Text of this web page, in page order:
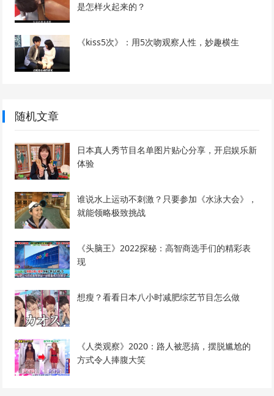
是怎样火起来的？
《kiss5次》：用5次吻观察人性，妙趣横生
随机文章
日本真人秀节目名单图片贴心分享，开启娱乐新
体验
谁说水上运动不刺激？只要参加《水泳大会》，
就能领略极致挑战
《头脑王》2022探秘：高智商选手们的精彩表
现
想瘦？看看日本八小时减肥综艺节目怎么做
《人类观察》2020：路人被恶搞，摆脱尴尬的
方式令人捧腹大笑